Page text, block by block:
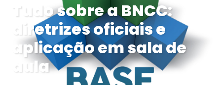
EJA
Literário Equidade
Blog
Tudo sobre a BNCC:
diretrizes oficiais e
aplicação em sala de
aula